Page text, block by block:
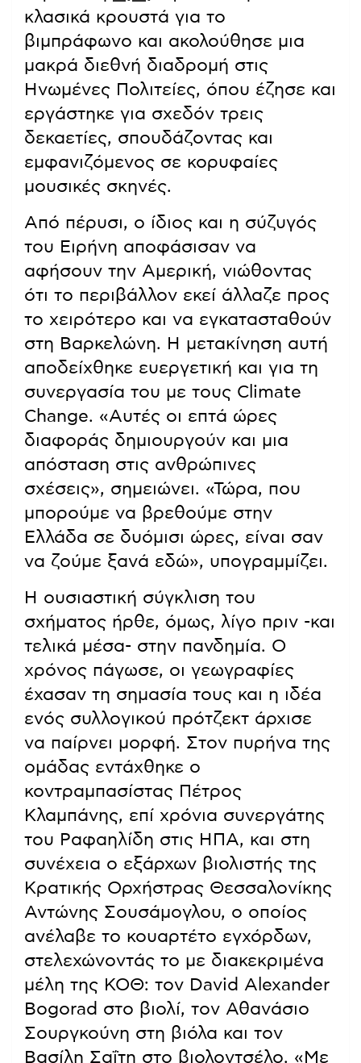
κλασικά κρουστά για το
βιμπράφωνο και ακολούθησε μια
μακρά διεθνή διαδρομή στις
Ηνωμένες Πολιτείες, όπου έζησε και
εργάστηκε για σχεδόν τρεις
δεκαετίες, σπουδάζοντας και
εμφανιζόμενος σε κορυφαίες
μουσικές σκηνές.
Από πέρυσι, ο ίδιος και η σύζυγός
του Ειρήνη αποφάσισαν να
αφήσουν την Αμερική, νιώθοντας
ότι το περιβάλλον εκεί άλλαζε προς
το χειρότερο και να εγκατασταθούν
στη Βαρκελώνη. Η μετακίνηση αυτή
αποδείχθηκε ευεργετική και για τη
συνεργασία του με τους Climate
Change. «Αυτές οι επτά ώρες
διαφοράς δημιουργούν και μια
απόσταση στις ανθρώπινες
σχέσεις», σημειώνει. «Τώρα, που
μπορούμε να βρεθούμε στην
Ελλάδα σε δυόμισι ώρες, είναι σαν
να ζούμε ξανά εδώ», υπογραμμίζει.
Η ουσιαστική σύγκλιση του
σχήματος ήρθε, όμως, λίγο πριν -και
τελικά μέσα- στην πανδημία. Ο
χρόνος πάγωσε, οι γεωγραφίες
έχασαν τη σημασία τους και η ιδέα
ενός συλλογικού πρότζεκτ άρχισε
να παίρνει μορφή. Στον πυρήνα της
ομάδας εντάχθηκε ο
κοντραμπασίστας Πέτρος
Κλαμπάνης, επί χρόνια συνεργάτης
του Ραφαηλίδη στις ΗΠΑ, και στη
συνέχεια ο εξάρχων βιολιστής της
Κρατικής Ορχήστρας Θεσσαλονίκης
Αντώνης Σουσάμογλου, ο οποίος
ανέλαβε το κουαρτέτο εγχόρδων,
στελεχώνοντάς το με διακεκριμένα
μέλη της ΚΟΘ: τον David Alexander
Bogorad στο βιολί, τον Αθανάσιο
Σουργκούνη στη βιόλα και τον
Βασίλη Σαΐτη στο βιολοντσέλο. «Με